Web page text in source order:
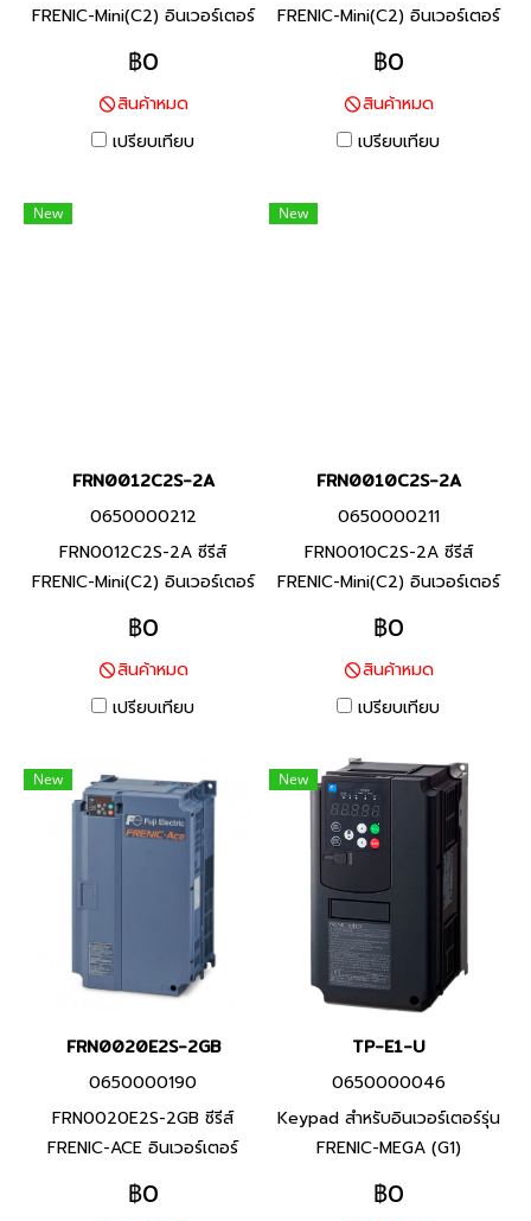
FRENIC-Mini(C2) อินเวอร์เตอร์
แบรนด์ฟูจิ อิเลคทริค สินค้า
แบรนด์ญี่ปุ่น พิกัดกำลัง 0.75
กิโลวัตต์ FRENIC-Mini ยกระดับ
ประสิทธิภาพของเครื่องจักร และ
พัดลม / งานมอเตอร์ปั๊ม / งาน
฿0
สินค้าหมด
เปรียบเทียบ
FRENIC-Mini(C2) อินเวอร์เตอร์
แบรนด์ฟูจิ อิเลคทริค สินค้า
แบรนด์ญี่ปุ่น พิกัดกำลัง 2.2
กิโลวัตต์ FRENIC-Mini ยกระดับ
ประสิทธิภาพของเครื่องจักร และ
พัดลม / งานมอเตอร์ปั๊ม / งาน
฿0
สินค้าหมด
เปรียบเทียบ
New
FRN0012C2S-2A
0650000212
FRN0012C2S-2A ซีรีส์
FRENIC-Mini(C2) อินเวอร์เตอร์
แบรนด์ฟูจิ อิเลคทริค สินค้า
แบรนด์ญี่ปุ่น พิกัดกำลัง 2.2
กิโลวัตต์ FRENIC-Mini ยกระดับ
ประสิทธิภาพของเครื่องจักร และ
พัดลม / งานมอเตอร์ปั๊ม / งาน
เครื่องจักรแปรรูปอาหาร) ช่วย
ประหยัดการใช้พลังงาน ลด
แรงงาน และลดต้นทุน ตาม
ความต้องการในการใช้งาน
฿0
สินค้าหมด
เปรียบเทียบ
New
FRN0010C2S-2A
0650000211
FRN0010C2S-2A ซีรีส์
FRENIC-Mini(C2) อินเวอร์เตอร์
แบรนด์ฟูจิ อิเลคทริค สินค้า
แบรนด์ญี่ปุ่น พิกัดกำลัง 1.5
กิโลวัตต์ FRENIC-Mini ยกระดับ
ประสิทธิภาพของเครื่องจักร และ
สายพานลำเลียงสินค้า / งาน
พัดลม / งานมอเตอร์ปั๊ม / งาน
เครื่องจักรแปรรูปอาหาร) ช่วย
ประหยัดการใช้พลังงาน ลด
แรงงาน และลดต้นทุน ตาม
ความต้องการในการใช้งาน
฿0
สินค้าหมด
เปรียบเทียบ
New
FRN0020E2S-2GB
0650000190
FRN0020E2S-2GB ซีรีส์
FRENIC-ACE อินเวอร์เตอร์
แบรนด์ฟูจิ อิเลคทริค สินค้า
แบรนด์ญี่ปุ่น พิกัดกำลัง 3.7
฿0
New
TP-E1-U
0650000046
Keypad สำหรับอินเวอร์เตอร์รุ่น
FRENIC-MEGA (G1)
฿0